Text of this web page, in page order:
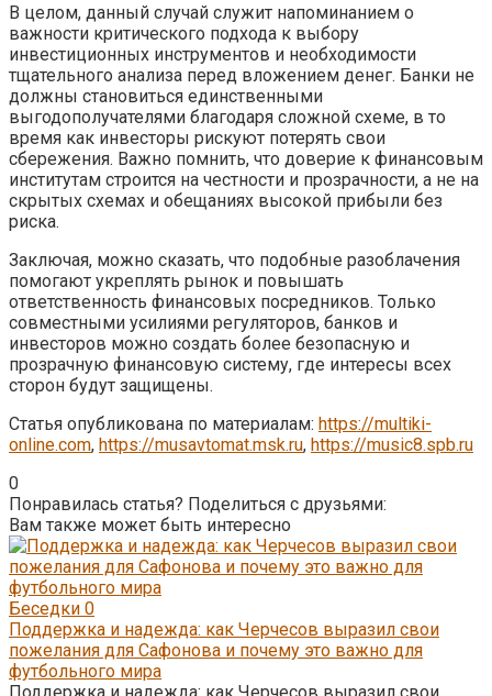
В целом, данный случай служит напоминанием о
важности критического подхода к выбору
инвестиционных инструментов и необходимости
тщательного анализа перед вложением денег. Банки не
должны становиться единственными
выгодополучателями благодаря сложной схеме, в то
время как инвесторы рискуют потерять свои
сбережения. Важно помнить, что доверие к финансовым
институтам строится на честности и прозрачности, а не на
скрытых схемах и обещаниях высокой прибыли без
риска.
Заключая, можно сказать, что подобные разоблачения
помогают укреплять рынок и повышать
ответственность финансовых посредников. Только
совместными усилиями регуляторов, банков и
инвесторов можно создать более безопасную и
прозрачную финансовую систему, где интересы всех
сторон будут защищены.
Статья опубликована по материалам: https://multiki-
online.com, https://musavtomat.msk.ru, https://music8.spb.ru
0
Понравилась статья? Поделиться с друзьями:
Вам также может быть интересно
Беседки 0
Поддержка и надежда: как Черчесов выразил свои
пожелания для Сафонова и почему это важно для
футбольного мира
Поддержка и надежда: как Черчесов выразил свои